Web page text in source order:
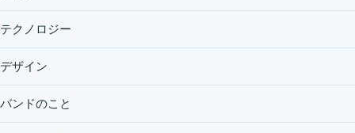
テクノロジー
デザイン
バンドのこと